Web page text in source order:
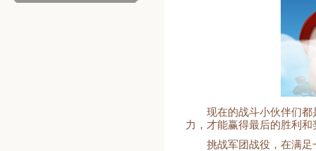
现在的战斗小伙伴们
力，才能赢得最后的胜利
挑战军团战役，在满